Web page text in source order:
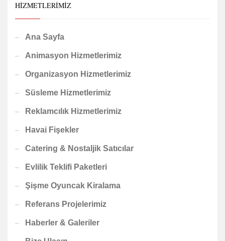
HIZMETLERIMIZ
Ana Sayfa
Animasyon Hizmetlerimiz
Organizasyon Hizmetlerimiz
Süsleme Hizmetlerimiz
Reklamcılık Hizmetlerimiz
Havai Fişekler
Catering & Nostaljik Satıcılar
Evlilik Teklifi Paketleri
Şişme Oyuncak Kiralama
Referans Projelerimiz
Haberler & Galeriler